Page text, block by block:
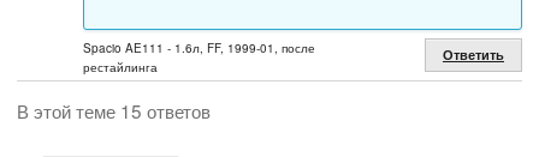
Spacio AE111 - 1.6л, FF, 1999-01, после
рестайлинга
Ответить
В этой теме 15 ответов